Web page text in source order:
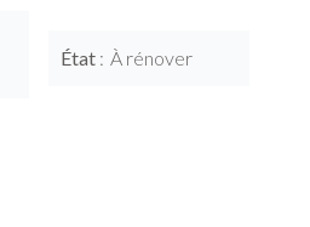
État À rénover